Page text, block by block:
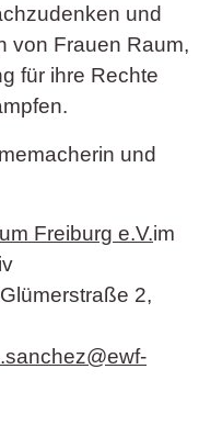
und
von Frauen Raum,
für ihre Rechte
und
Freiburg e.V.im
2,